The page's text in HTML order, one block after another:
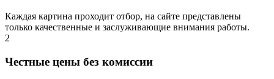
Каждая картина проходит отбор, на сайте представлены
только качественные и заслуживающие внимания работы.
2
Честные цены без комиссии